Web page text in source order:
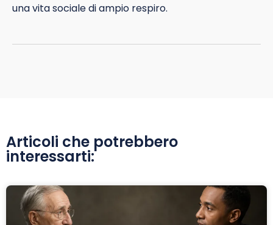
una vita sociale di ampio respiro.
Articoli che potrebbero
interessarti: